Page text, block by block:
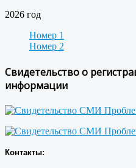
2026 год
Номер 1
Номер 2
Свидетельство о
информации
Контакты: